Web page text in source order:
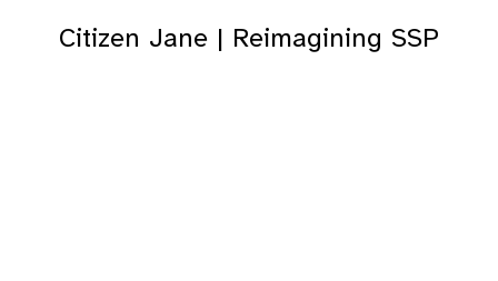
Citizen Jane | Reimagining SSP